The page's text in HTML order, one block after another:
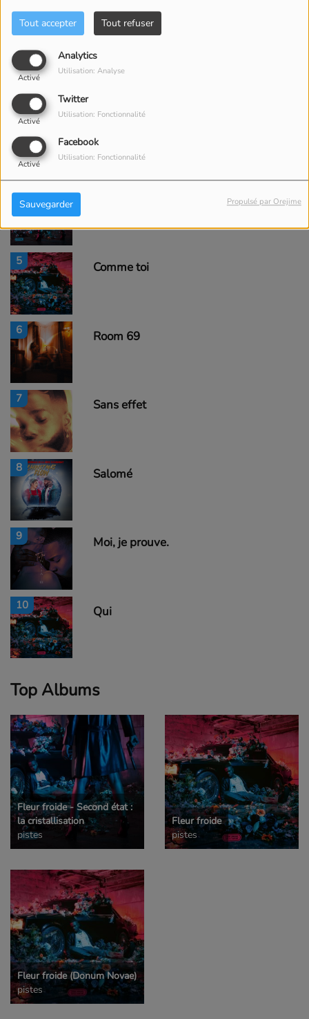
Tout accepter Tout refuser
Analytics
Activé
Utilisation: Analyse
Twitter
Activé
Utilisation: Fonctionnalité
Facebook
Activé
Utilisation: Fonctionnalité
Sauvegarder Propulsé par Orejime
2 D O D O
3
4
5 Comme toi
6 Room 69
7 Sans effet
8 Salomé
9 Moi, je prouve.
10 Qui
Top Albums
Fleur froide - Second état :
la cristallisation
pistes
Fleur froide
pistes
Fleur froide (Donum Novae)
pistes